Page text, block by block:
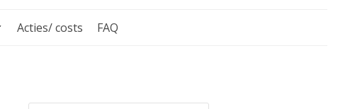
Acties/ costs FAQ